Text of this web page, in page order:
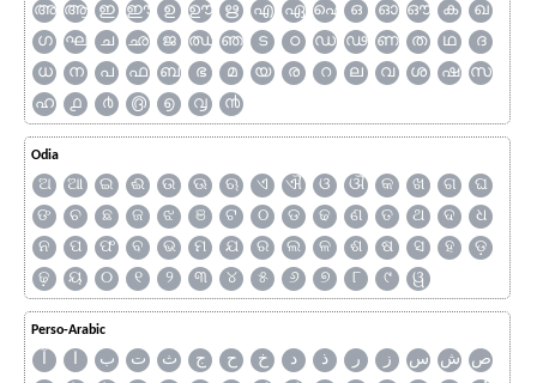
അ ആ ഇ ഈ ഉ ഊ ഋ എ ഏ ഐ ഒ ഓ ഔ ക
ഖ
ഗ
ഘ ച ഛ ജ ഝ ഞ ട ഠ ഡ ഢ ണ ത ഥ
ദ
ധ
ന പ ഫ ബ ഭ മ യ ര റ ല വ ശ ഷ
സ
ഹ
൧ ൪ ൫ ൭ ൮ ൯
Odia
ଅ ଆ ଇ ଈ ଉ ଊ ଋ ଏ ଐ ଓ ଔ କ ଖ ଗ
ଘ
ଙ
ଚ ଛ ଜ ଝ ଞ ଟ ଠ ଡ ଢ ଣ ତ ଥ ଦ
ଧ
ନ
ପ ଫ ବ ଭ ମ ଯ ର ଲ ଳ ଶ ଷ ସ ହ
ଡ଼
ଢ଼
ୟ ୦ ୧ ୨ ୩ ୪ ୫ ୬ ୭ ୮ ୯ ୱ
Perso-Arabic
آ ا ب ت ث ج ح خ د ذ ر ز س ش ص